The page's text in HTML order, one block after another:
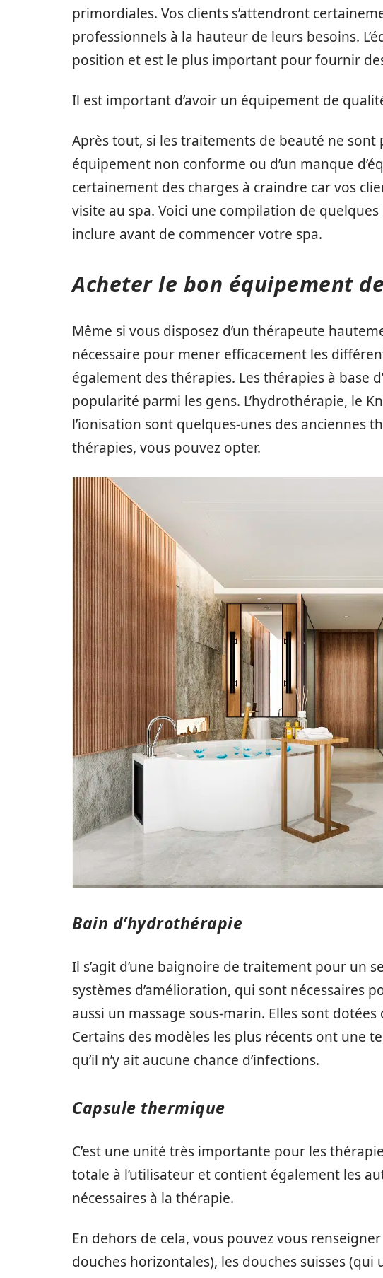
primordiales. Vos clients s’attendront
professionnels à la hauteur de leurs besoins.
position et est le plus important pour fournir
Il est important d’avoir un équipement de
Après tout, si les traitements de beauté ne sont
équipement non conforme ou d’un manque
certainement des charges à craindre car vos
visite au spa. Voici une compilation de
inclure avant de commencer votre spa.
Acheter le bon équipement
Même si vous disposez d’un thérapeute
nécessaire pour mener efficacement les
également des thérapies. Les thérapies à base
popularité parmi les gens. L’hydrothérapie, le
l’ionisation sont quelques-unes des anciennes
thérapies, vous pouvez opter.
Bain d’hydrothérapie
Il s’agit d’une baignoire de traitement pour un
systèmes d’amélioration, qui sont nécessaires
aussi un massage sous-marin. Elles sont
Certains des modèles les plus récents ont une
qu’il n’y ait aucune chance d’infections.
Capsule thermique
C’est une unité très importante pour les
totale à l’utilisateur et contient également les
nécessaires à la thérapie.
En dehors de cela, vous pouvez vous
douches horizontales), les douches suisses